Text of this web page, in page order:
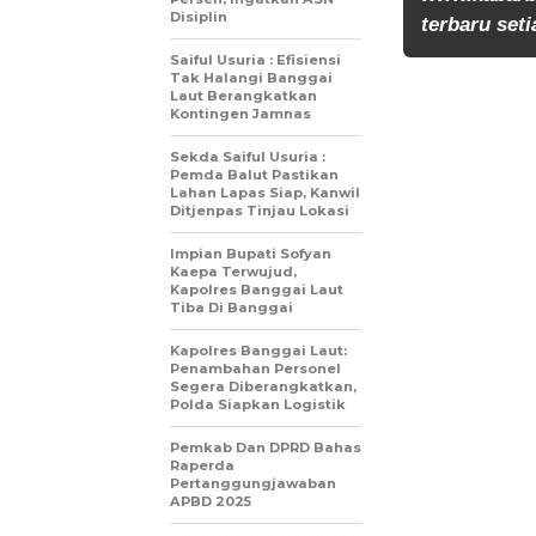
terbaru
Disiplin
Saiful Usuria : Efisiensi
Tak Halangi Banggai
Laut Berangkatkan
Kontingen Jamnas
Sekda Saiful Usuria :
Pemda Balut Pastikan
Lahan Lapas Siap, Kanwil
Ditjenpas Tinjau Lokasi
Impian Bupati Sofyan
Kaepa Terwujud,
Kapolres Banggai Laut
Tiba Di Banggai
Kapolres Banggai Laut:
Penambahan Personel
Segera Diberangkatkan,
Polda Siapkan Logistik
Pemkab Dan DPRD Bahas
Raperda
Pertanggungjawaban
APBD 2025